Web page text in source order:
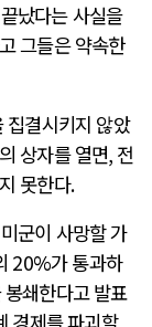
났다는 사실을
그들은 약속한
집결시키지 않았
상자를 열면, 전
못한다.
군이 사망할 가
20%가 통과하
쇄한다고 발표